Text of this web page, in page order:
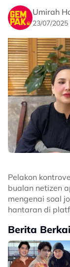
Umirah
23/07/2025
Pelakon
bualan netizen
mengenai soal
hantaran di
Berita